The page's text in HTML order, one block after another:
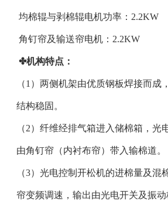
均棉辊与剥棉辊电机功率：2.2KW
角钉帘及输送帘电机：2.2KW
✤机构特点：
（1）两侧机架由优质钢板焊接而成
结构稳固。
（2）纤维经排气箱进入储棉箱，光
由角钉帘（内衬布帘）带入输棉道。
（3）光电控制开松机的进棉量及混
帘变频调速，输出由光电开关及振动